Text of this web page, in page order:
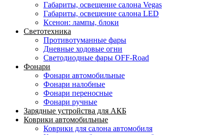
Габариты, освещение салона Vegas
Габариты, освещение салона LED
Ксенон: лампы, блоки
Светотехника
Противотуманные фары
Дневные ходовые огни
Светодиодные фары OFF-Road
Фонари
Фонари автомобильные
Фонари налобные
Фонари переносные
Фонари ручные
Зарядные устройства для АКБ
Коврики автомобильные
Коврики для салона автомобиля